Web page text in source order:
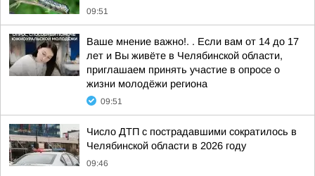
09:51
Ваше мнение важно!. . Если вам от 14 до 17
лет и Вы живёте в Челябинской области,
приглашаем принять участие в опросе о
жизни молодёжи региона
09:51
Число ДТП с пострадавшими сократилось в
Челябинской области в 2026 году
09:46